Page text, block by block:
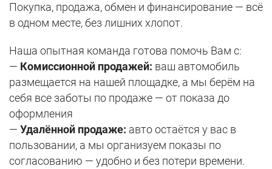
Покупка, продажа, обмен и финансирование — всё
в одном месте, без лишних хлопот.
Наша опытная команда готова помочь Вам с:
— Комиссионной продажей: ваш автомобиль
размещается на нашей площадке, а мы берём на
себя все заботы по продаже — от показа до
оформления
— Удалённой продаже: авто остаётся у вас в
пользовании, а мы организуем показы по
согласованию — удобно и без потери времени.